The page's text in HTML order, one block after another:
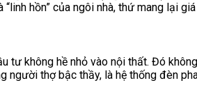
hồn” của ngôi nhà, thứ mang lại
tư không hề nhỏ vào nội thất. Đó
thợ bậc thầy, là hệ thống đèn